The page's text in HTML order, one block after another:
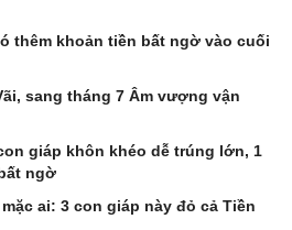
thêm khoản tiền bất ngờ vào cuối
sang tháng 7 Âm vượng vận
giáp khôn khéo dễ trúng lớn, 1
ngờ
ai: 3 con giáp này đỏ cả Tiền